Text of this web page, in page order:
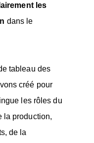
les
dans le
tableau des
créé pour
les rôles du
la production,
de la